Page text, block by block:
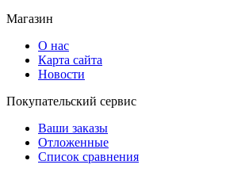
Магазин
О нас
Карта сайта
Новости
Покупательский сервис
Ваши заказы
Отложенные
Список сравнения